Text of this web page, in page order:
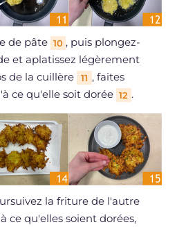
de pâte 10 , puis plongez-
et aplatissez légèrement
de la cuillère
11 , faites
ce qu'elle soit dorée 12 .
la friture de l'autre
ce qu'elles soient dorées,